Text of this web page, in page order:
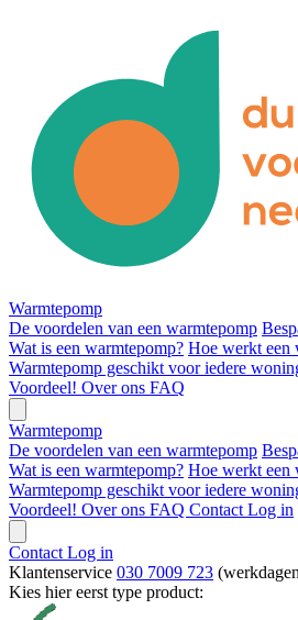
Warmtepomp
De voordelen van een warmtepomp
Wat is een warmtepomp? Hoe werkt een
Warmtepomp geschikt voor iedere
Voordeel! Over ons FAQ
Warmtepomp
De voordelen van een warmtepomp
Wat is een warmtepomp? Hoe werkt een
Warmtepomp geschikt voor iedere
Voordeel! Over ons FAQ Contact Log in
Contact Log in
Klantenservice 030 7009 723
Kies hier eerst type product: